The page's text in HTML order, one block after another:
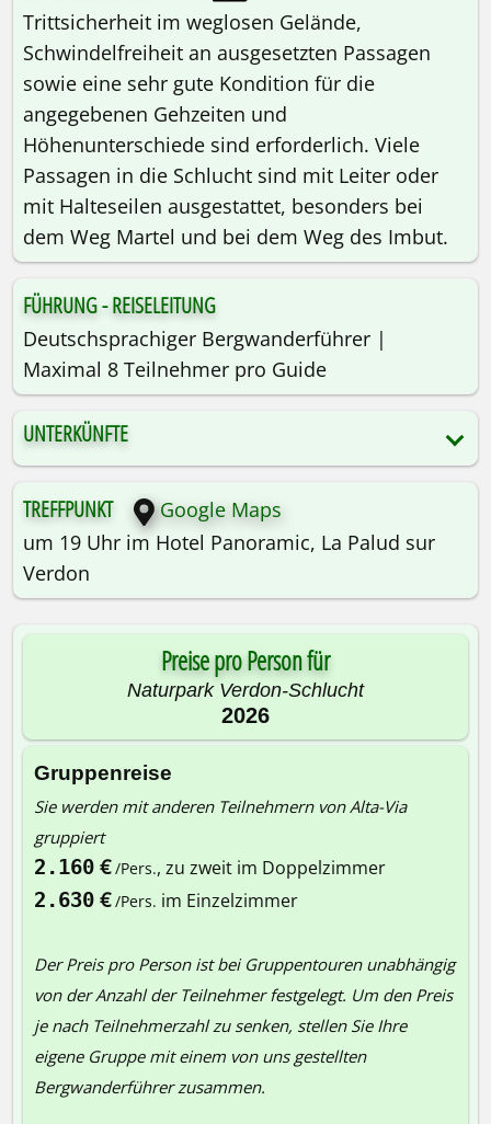
Trittsicherheit im weglosen Gelände,
Schwindelfreiheit an ausgesetzten Passagen
sowie eine sehr gute Kondition für die
angegebenen Gehzeiten und
Höhenunterschiede sind erforderlich. Viele
Passagen in die Schlucht sind mit Leiter oder
mit Halteseilen ausgestattet, besonders bei
dem Weg Martel und bei dem Weg des Imbut.
FÜHRUNG - REISELEITUNG
Deutschsprachiger Bergwanderführer |
Maximal 8 Teilnehmer pro Guide
UNTERKÜNFTE
TREFFPUNKT
Google Maps
um 19 Uhr im Hotel Panoramic, La Palud sur
Verdon
Preise pro Person für
Naturpark Verdon-Schlucht
2026
Gruppenreise
Sie werden mit anderen Teilnehmern von Alta-Via
gruppiert
2.160 € /Pers., zu zweit im Doppelzimmer
2.630 € /Pers. im Einzelzimmer
Der Preis pro Person ist bei Gruppentouren unabhängig
von der Anzahl der Teilnehmer festgelegt. Um den Preis
je nach Teilnehmerzahl zu senken, stellen Sie Ihre
eigene Gruppe mit einem von uns gestellten
Bergwanderführer zusammen.